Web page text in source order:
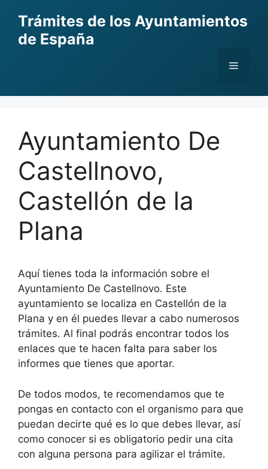
content
Trámites de los Ayuntamientos
de España
Menu
Ayuntamiento De
Castellnovo,
Castellón de la
Plana
Aquí tienes toda la información sobre el
Ayuntamiento De Castellnovo. Este
ayuntamiento se localiza en Castellón de la
Plana y en él puedes llevar a cabo numerosos
trámites. Al final podrás encontrar todos los
enlaces que te hacen falta para saber los
informes que tienes que aportar.
De todos modos, te recomendamos que te
pongas en contacto con el organismo para que
puedan decirte qué es lo que debes llevar, así
como conocer si es obligatorio pedir una cita
con alguna persona para agilizar el trámite.